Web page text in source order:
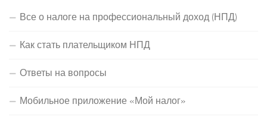
Все о налоге на профессиональный доход (НПД)
Как стать плательщиком НПД
Ответы на вопросы
Мобильное приложение «Мой налог»